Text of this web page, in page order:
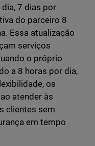
7 dias por
do parceiro 8
Essa atualização
serviços
o próprio
a 8 horas por dia,
os
atender às
clientes sem
em tempo